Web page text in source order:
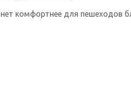
комфортнее для пешеходов